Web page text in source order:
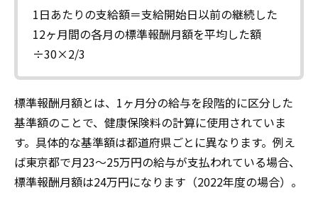
1日あたりの支給額＝支給開始日以前の継続した
12ヶ月間の各月の標準報酬月額を平均した額
÷30×2/3
標準報酬月額とは、1ヶ月分の給与を段階的に区分した
基準額のことで、健康保険料の計算に使用されていま
す。具体的な基準額は都道府県ごとに異なります。例え
ば東京都で月23〜25万円の給与が支払われている場合、
標準報酬月額は24万円になります（2022年度の場合）。